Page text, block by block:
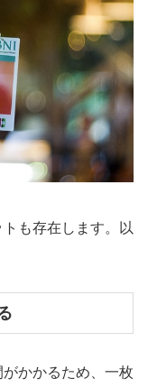
も存在します。以
かかるため、一枚